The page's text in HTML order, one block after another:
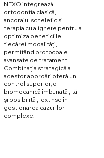
NEXO integrează
ortodonția clasică,
ancorajul scheletic și
terapia cu alignere pentru a
optimiza beneficiile
fiecărei modalități,
permițând protocoale
avansate de tratament.
Combinația strategică a
acestor abordări oferă un
control superior, o
biomecanică îmbunătățită
și posibilități extinse în
gestionarea cazurilor
complexe.